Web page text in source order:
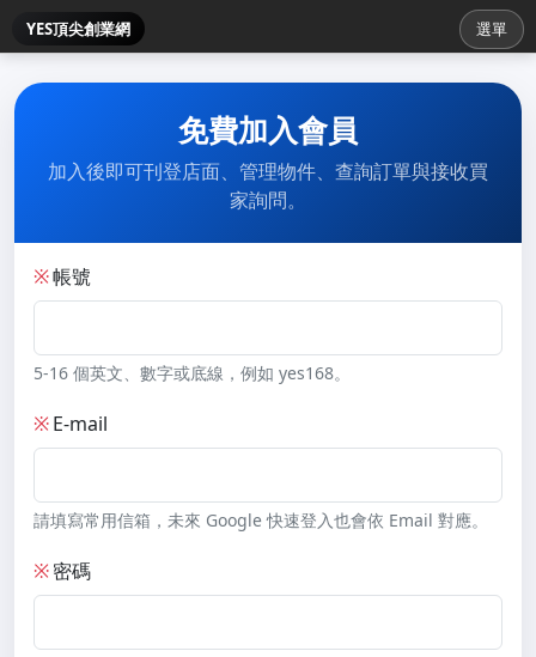
YES頂尖創業網 選單
免費加入會員
加入後即可刊登店面、管理物件、查詢訂單與接收買
家詢問。
※帳號
5-16 個英文、數字或底線，例如 yes168。
※E-mail
請填寫常用信箱，未來 Google 快速登入也會依 Email 對應。
※密碼